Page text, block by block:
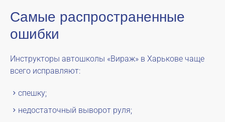
Самые распространенные
ошибки
Инструкторы автошколы «Вираж» в Харькове чаще
всего исправляют:
спешку;
недостаточный выворот руля;